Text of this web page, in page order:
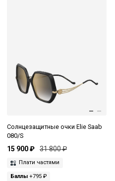
Солнцезащитные очки Elie Saab
080/S
15 900 ₽ 31 800 ₽
Плати частями
Баллы +795 ₽